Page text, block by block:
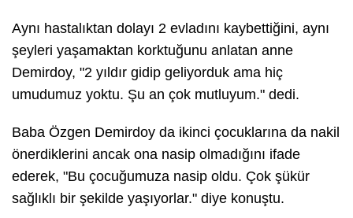
Aynı hastalıktan dolayı 2 evladını kaybettiğini, aynı
şeyleri yaşamaktan korktuğunu anlatan anne
Demirdoy, "2 yıldır gidip geliyorduk ama hiç
umudumuz yoktu. Şu an çok mutluyum." dedi.
Baba Özgen Demirdoy da ikinci çocuklarına da nakil
önerdiklerini ancak ona nasip olmadığını ifade
ederek, "Bu çocuğumuza nasip oldu. Çok şükür
sağlıklı bir şekilde yaşıyorlar." diye konuştu.